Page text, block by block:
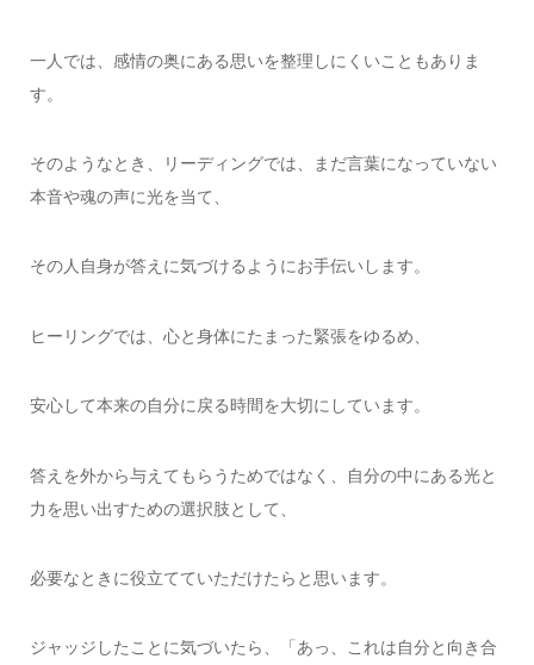
一人では、感情の奥にある思いを整理しにくいこともありま
す。
そのようなとき、リーディングでは、まだ言葉になっていない
本音や魂の声に光を当て、
その人自身が答えに気づけるようにお手伝いします。
ヒーリングでは、心と身体にたまった緊張をゆるめ、
安心して本来の自分に戻る時間を大切にしています。
答えを外から与えてもらうためではなく、自分の中にある光と
力を思い出すための選択肢として、
必要なときに役立てていただけたらと思います。
ジャッジしたことに気づいたら、「あっ、これは自分と向き合